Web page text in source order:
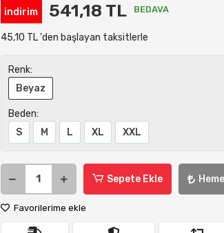
indirim 541,18 TL
BEDAVA
45,10 TL 'den başlayan taksitlerle
Renk:
Beyaz
Beden:
S
M L XL XXL
Sepete Ekle
Favorilerime ekle